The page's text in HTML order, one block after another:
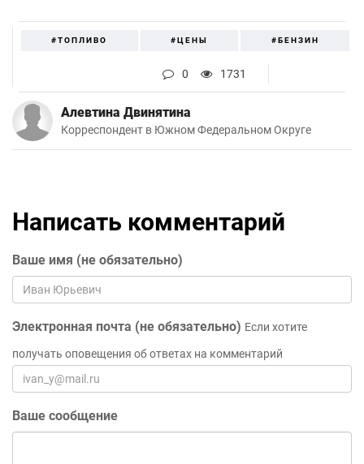
#ТОПЛИВО #ЦЕНЫ #БЕНЗИН
0 1731
Алевтина Двинятина
Корреспондент в Южном Федеральном Округе
Написать комментарий
Ваше имя (не обязательно)
Электронная почта (не обязательно) Если хотите
получать оповещения об ответах на комментарий
Ваше сообщение